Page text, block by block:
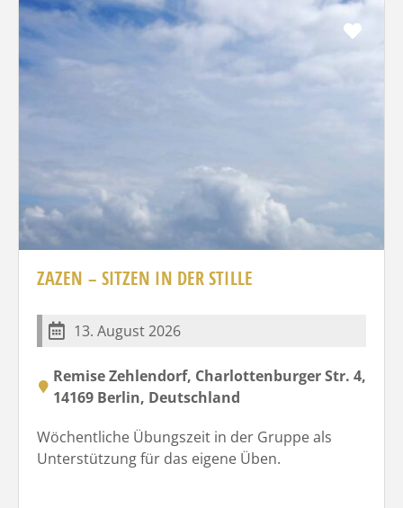
ZAZEN – SITZEN IN DER STILLE
13. August 2026
Remise Zehlendorf, Charlottenburger Str. 4,
14169 Berlin, Deutschland
Wöchentliche Übungszeit in der Gruppe als
Unterstützung für das eigene Üben.